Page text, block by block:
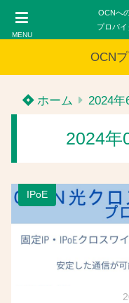
MENU
OCNへ
プロバイ
OCN
ホーム 2024年
2024年
IPoE